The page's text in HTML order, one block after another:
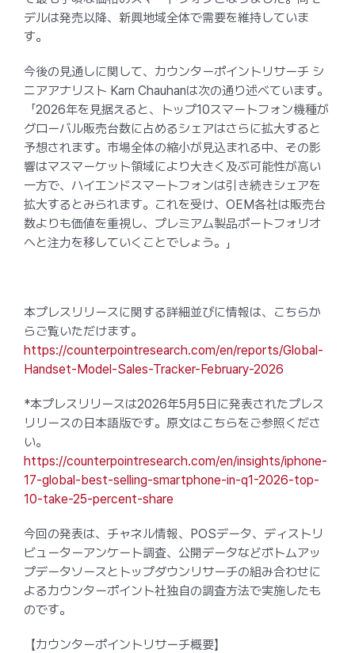
デルは発売以降、新興地域全体で需要を維持していま
す。
今後の見通しに関して、カウンターポイントリサーチ シ
ニアアナリスト Karn Chauhanは次の通り述べています。
「2026年を見据えると、トップ10スマートフォン機種が
グローバル販売台数に占めるシェアはさらに拡大すると
予想されます。市場全体の縮小が見込まれる中、その影
響はマスマーケット領域により大きく及ぶ可能性が高い
一方で、ハイエンドスマートフォンは引き続きシェアを
拡大するとみられます。これを受け、OEM各社は販売台
数よりも価値を重視し、プレミアム製品ポートフォリオ
へと注力を移していくことでしょう。」
本プレスリリースに関する詳細並びに情報は、こちらか
らご覧いただけます。
https://counterpointresearch.com/en/reports/Global-
Handset-Model-Sales-Tracker-February-2026
*本プレスリリースは2026年5月5日に発表されたプレス
リリースの日本語版です。原文はこちらをご参照くださ
い。
https://counterpointresearch.com/en/insights/iphone-
17-global-best-selling-smartphone-in-q1-2026-top-
10-take-25-percent-share
今回の発表は、チャネル情報、POSデータ、ディストリ
ビューターアンケート調査、公開データなどボトムアッ
プデータソースとトップダウンリサーチの組み合わせに
よるカウンターポイント社独自の調査方法で実施したも
のです。
【カウンターポイントリサーチ概要】